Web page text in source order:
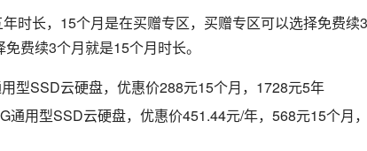
时长，15个月是在买赠专区，买赠专区可以选择免费续3
费续3个月就是15个月时长。
型SSD云硬盘，优惠价288元15个月，1728元5年
通用型SSD云硬盘，优惠价451.44元/年，568元15个月